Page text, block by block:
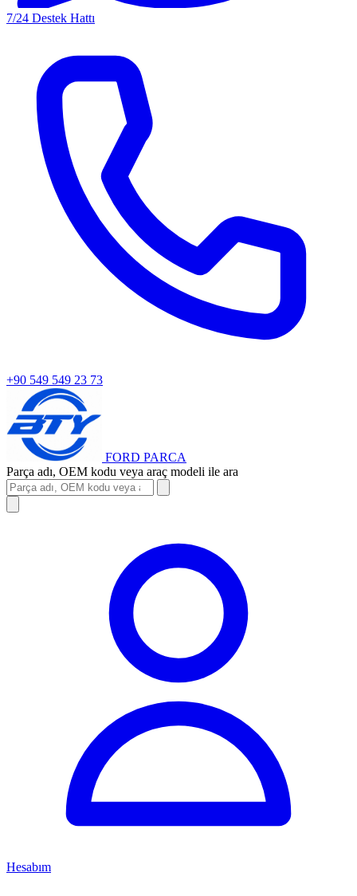
7/24 Destek Hattı
+90 549 549 23 73
FORD PARCA
Parça adı, OEM kodu veya araç modeli ile ara
Hesabım